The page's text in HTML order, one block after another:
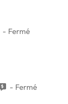
Fermé
Fermé